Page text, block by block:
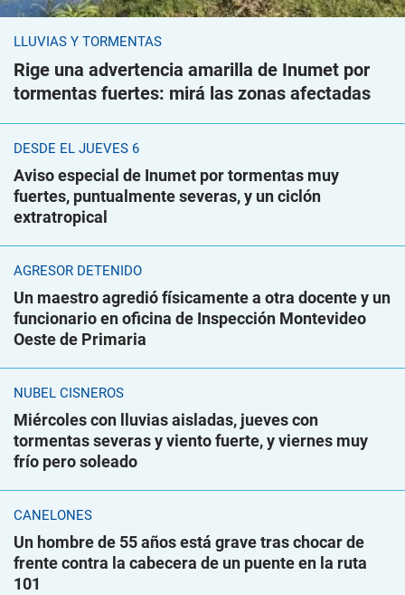
LLUVIAS Y TORMENTAS
Rige una advertencia amarilla de Inumet por
tormentas fuertes: mirá las zonas afectadas
DESDE EL JUEVES 6
Aviso especial de Inumet por tormentas muy
fuertes, puntualmente severas, y un ciclón
extratropical
AGRESOR DETENIDO
Un maestro agredió físicamente a otra docente y un
funcionario en oficina de Inspección Montevideo
Oeste de Primaria
NUBEL CISNEROS
Miércoles con lluvias aisladas, jueves con
tormentas severas y viento fuerte, y viernes muy
frío pero soleado
CANELONES
Un hombre de 55 años está grave tras chocar de
frente contra la cabecera de un puente en la ruta
101